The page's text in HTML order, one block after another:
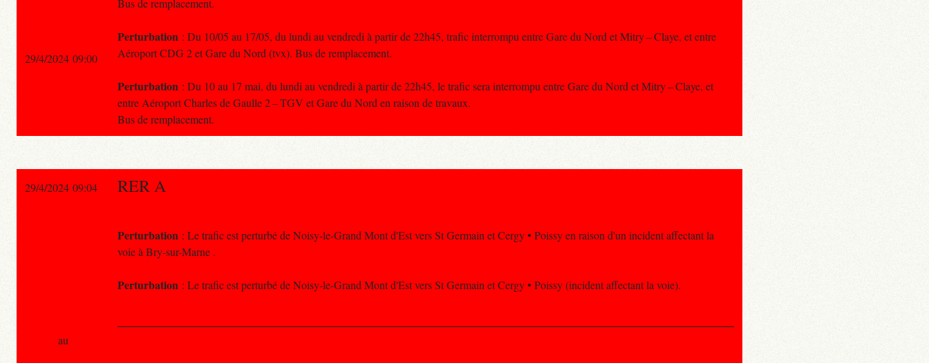
Bus de remplacement.
Perturbation : Du 10/05 au 17/05, du lundi au vendredi à partir de 22h45, trafic interrompu entre Gare du Nord et Mitry – Claye, et entre
Aéroport CDG 2 et Gare du Nord (tvx). Bus de remplacement.
Perturbation : Du 10 au 17 mai, du lundi au vendredi à partir de 22h45, le trafic sera interrompu entre Gare du Nord et Mitry – Claye, et
entre Aéroport Charles de Gaulle 2 – TGV et Gare du Nord en raison de travaux.
Bus de remplacement.
29/4/2024 09:00
29/4/2024 09:04 RER A
Perturbation : Le trafic est perturbé de Noisy-le-Grand Mont d'Est vers St Germain et Cergy • Poissy en raison d'un incident affectant la
voie à Bry-sur-Marne .
Perturbation : Le trafic est perturbé de Noisy-le-Grand Mont d'Est vers St Germain et Cergy • Poissy (incident affectant la voie).
au